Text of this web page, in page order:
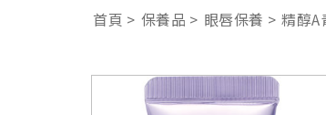
首頁 保養品 眼唇保養 精醇A